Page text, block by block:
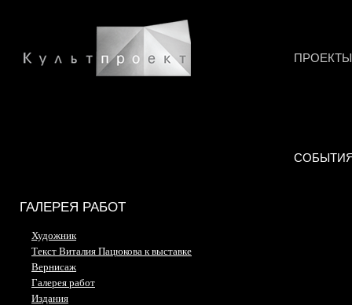
ПРОЕКТЫ
ГАЛЕРЕЯ РАБОТ
Художник
Текст Виталия Пацюкова к выставке
Вернисаж
Галерея работ
Издания